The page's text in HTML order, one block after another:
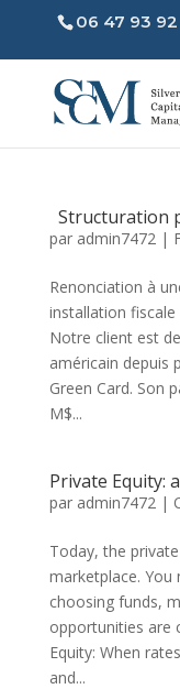
06 47 93
Structuration
par admin7472|
Renonciation à
installation
Notre client est
américain depuis
Green Card. Son
M$...
Private Equity:
par admin7472|
Today, the
marketplace. You
choosing funds,
opportunities are
Equity: When
and...